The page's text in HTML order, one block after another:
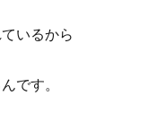
いるから
です。